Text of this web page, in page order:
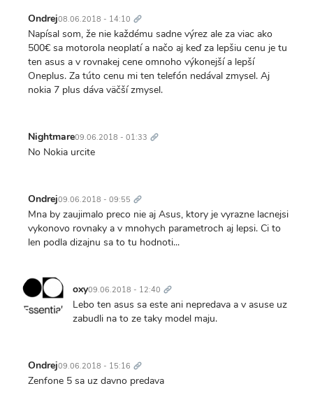
Ondrej08.06.2018 - 14:10 odkaz
Napísal som, že nie každému sadne výrez ale za viac ako
500€ sa motorola neoplatí a načo aj keď za lepšiu cenu je tu
ten asus a v rovnakej cene omnoho výkonejší a lepší
Oneplus. Za túto cenu mi ten telefón nedával zmysel. Aj
nokia 7 plus dáva väčší zmysel.
Nightmare09.06.2018 - 01:33 odkaz
No Nokia urcite
Ondrej09.06.2018 - 09:55 odkaz
Mna by zaujimalo preco nie aj Asus, ktory je vyrazne lacnejsi
vykonovo rovnaky a v mnohych parametroch aj lepsi. Ci to
len podla dizajnu sa to tu hodnoti...
oxy09.06.2018 - 12:40 odkaz
Lebo ten asus sa este ani nepredava a v asuse uz
zabudli na to ze taky model maju.
Ondrej09.06.2018 - 15:16 odkaz
Zenfone 5 sa uz davno predava